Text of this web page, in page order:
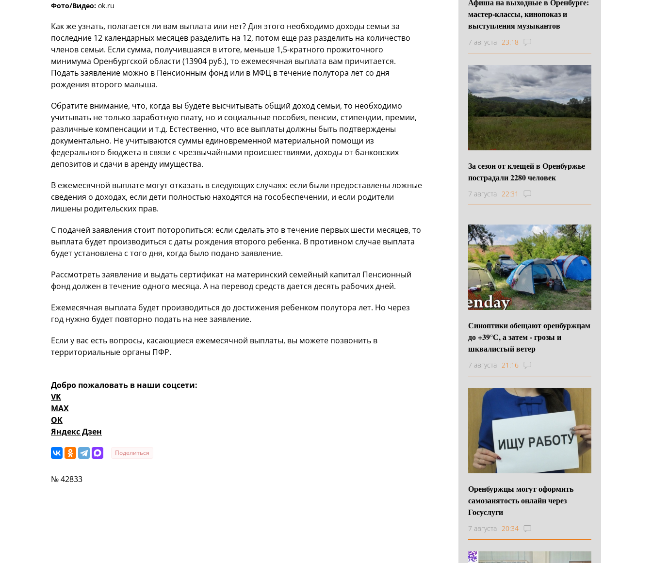
Фото/Видео: ok.ru
Как же узнать, полагается ли вам выплата или нет? Для этого необходимо доходы семьи за
последние 12 календарных месяцев разделить на 12, потом еще раз разделить на количество
членов семьи. Если сумма, получившаяся в итоге, меньше 1,5-кратного прожиточного
минимума Оренбургской области (13904 руб.), то ежемесячная выплата вам причитается.
Подать заявление можно в Пенсионным фонд или в МФЦ в течение полутора лет со дня
рождения второго малыша.
Обратите внимание, что, когда вы будете высчитывать общий доход семьи, то необходимо
учитывать не только заработную плату, но и социальные пособия, пенсии, стипендии, премии,
различные компенсации и т.д. Естественно, что все выплаты должны быть подтверждены
документально. Не учитываются суммы единовременной материальной помощи из
федерального бюджета в связи с чрезвычайными происшествиями, доходы от банковских
депозитов и сдачи в аренду имущества.
В ежемесячной выплате могут отказать в следующих случаях: если были предоставлены ложные
сведения о доходах, если дети полностью находятся на гособеспечении, и если родители
лишены родительских прав.
С подачей заявления стоит поторопиться: если сделать это в течение первых шести месяцев, то
выплата будет производиться с даты рождения второго ребенка. В противном случае выплата
будет установлена с того дня, когда было подано заявление.
Рассмотреть заявление и выдать сертификат на материнский семейный капитал Пенсионный
фонд должен в течение одного месяца. А на перевод средств дается десять рабочих дней.
Ежемесячная выплата будет производиться до достижения ребенком полутора лет. Но через
год нужно будет повторно подать на нее заявление.
Если у вас есть вопросы, касающиеся ежемесячной выплаты, вы можете позвонить в
территориальные органы ПФР.
Добро пожаловать в наши соцсети:
VK
MAX
OK
Яндекс Дзен
Поделиться
№ 42833
мастер-классы, кинопоказ и
выступления музыкантов
7 августа 23:18
За сезон от клещей в Оренбуржье
пострадали 2280 человек
7 августа 22:31
Синоптики обещают оренбуржцам
до +39°С, а затем - грозы и
шквалистый ветер
7 августа 21:16
Оренбуржцы могут оформить
самозанятость онлайн через
Госуслуги
7 августа 20:34